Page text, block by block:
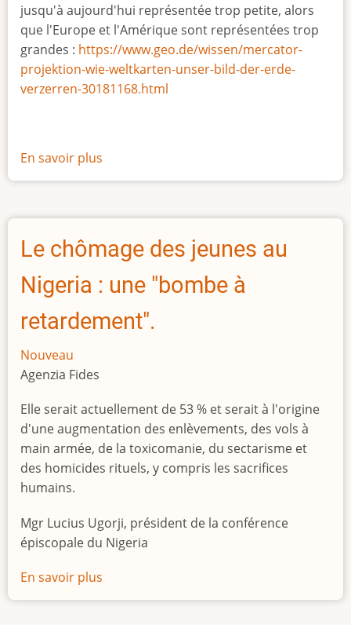
jusqu'à aujourd'hui représentée trop petite, alors
que l'Europe et l'Amérique sont représentées trop
grandes : https://www.geo.de/wissen/mercator-
projektion-wie-weltkarten-unser-bild-der-erde-
verzerren-30181168.html
En savoir plus
La
taille
l'Afrique
Le chômage des jeunes au
Nigeria : une "bombe à
retardement".
Nouveau
Agenzia Fides
Elle serait actuellement de 53 % et serait à l'origine
d'une augmentation des enlèvements, des vols à
main armée, de la toxicomanie, du sectarisme et
des homicides rituels, y compris les sacrifices
humains.
Mgr Lucius Ugorji, président de la conférence
épiscopale du Nigeria
En savoir plus
Le